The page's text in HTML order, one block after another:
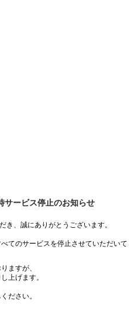
サービス停止のお知らせ
き、誠にありがとうございます。
てのサービスを停止させていただいて
ますが、
上げます。
ださい。